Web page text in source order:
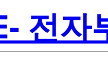
전자